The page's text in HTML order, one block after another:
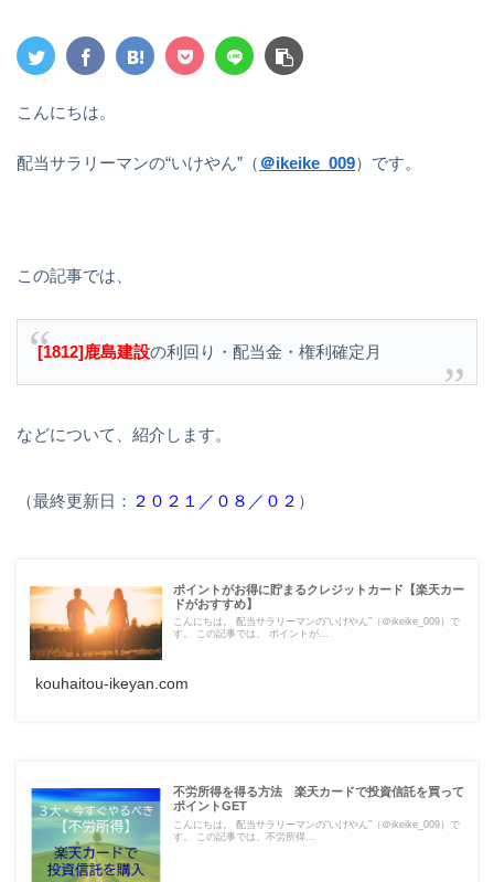
こんにちは。
配当サラリーマンの“いけやん”（ ＠ikeike_009）です。
この記事では、
[1812]鹿島建設の利回り・配当金・権利確定月
などについて、紹介します。
（最終更新日： ２０２１／０８／０２ ）
ポイントがお得に貯まるクレジットカード【楽天カー
ドがおすすめ】
こんにちは。 配当サラリーマンの“いけやん”（＠ikeike_009）で
す。 この記事では、 ポイントが...
kouhaitou-ikeyan.com
不労所得を得る方法 楽天カードで投資信託を買って
ポイントGET
こんにちは。 配当サラリーマンの“いけやん”（＠ikeike_009）で
す。 この記事では、不労所得...